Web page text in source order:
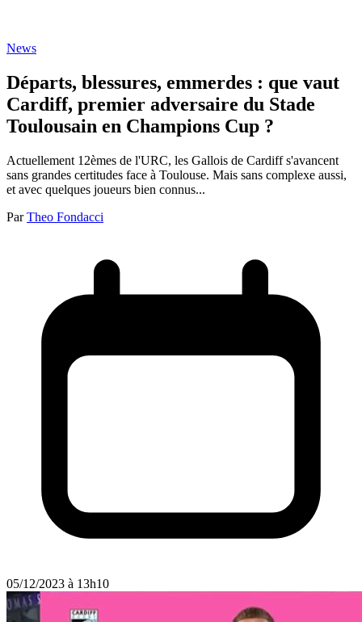
News
Départs, blessures, emmerdes : que vaut
Cardiff, premier adversaire du Stade
Toulousain en Champions Cup ?
Actuellement 12èmes de l'URC, les Gallois de Cardiff s'avancent
sans grandes certitudes face à Toulouse. Mais sans complexe aussi,
et avec quelques joueurs bien connus...
Par Theo Fondacci
05/12/2023 à 13h10